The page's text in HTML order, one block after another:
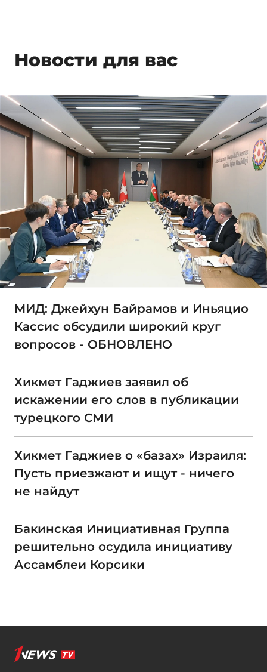
Новости для вас
МИД: Джейхун Байрамов и Иньяцио
Кассис обсудили широкий круг
вопросов - ОБНОВЛЕНО
Хикмет Гаджиев заявил об
искажении его слов в публикации
турецкого СМИ
Хикмет Гаджиев о «базах» Израиля:
Пусть приезжают и ищут - ничего
не найдут
Бакинская Инициативная Группа
решительно осудила инициативу
Ассамблеи Корсики